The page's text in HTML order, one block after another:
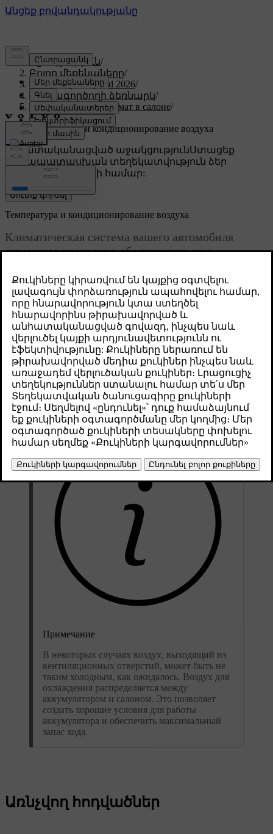
Աջակցություն/
Բոլոր մեքենաները/
XC60 Plug-in Hybrid 2026/
Օգտագործողի ձեռնարկ/
Комфорт и микроклимат в салоне/
Климат/
Температура и кондиционирование воздуха
Անհատականացված աջակցությունՍտացեք
համապատասխան տեղեկատվություն ձեր
կոնկրետ մեքենայի համար:
Մուտք գործել
Թարմացված 04.04.2025
Температура и кондиционирование воздуха
Климатическая система вашего автомобиля
стремится постоянно обеспечивать вам
автоматические настройки климата. Однако, при
желании, вы всегда можете настроить ее по
своему вкусу.
В большинстве случаев автоматический климатический
режим обеспечивает комфортную обстановку в салоне.
Однако настройки всегда можно изменить. Например, можно
изменить настройки температуры, установить
индивидуальные настройки для разных климатических зон, а
также изменить настройки кондиционирования воздуха.
Примечание
В некоторых случаях воздух, выходящий из
вентиляционных отверстий, может быть не
таким холодным, как ожидалось. Воздух для
охлаждения распределяется между
аккумулятором и салоном. Это позволяет
создать хорошие условия для работы
аккумулятора и обеспечить максимальный
запас хода.
Առնչվող հոդվածներ